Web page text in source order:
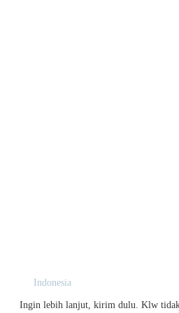
Indonesia
Ingin lebih lanjut, kirim dulu. Klw